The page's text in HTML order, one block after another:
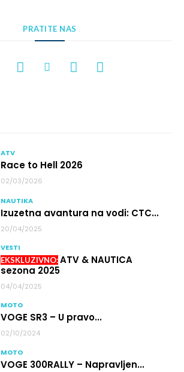
PRATITE NAS
ATV
Race to Hell 2026
02/03/2026
NAUTIKA
Izuzetna avantura na vodi: CTC...
20/04/2025
VESTI
ATV & NAUTICA
sezona 2025
04/04/2025
MOTO
VOGE SR3 – U pravo...
02/10/2024
MOTO
VOGE 300RALLY – Napravljen...